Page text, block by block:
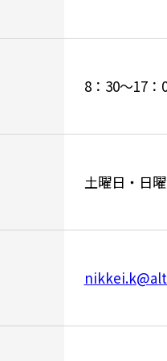
8：30～17：
土曜日・日